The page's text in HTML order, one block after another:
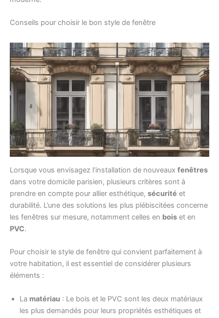
Conseils pour choisir le bon style de fenêtre
Lorsque vous envisagez l’installation de nouveaux fenêtres
dans votre domicile parisien, plusieurs critères sont à
prendre en compte pour allier esthétique, sécurité et
durabilité. L’une des solutions les plus plébiscitées concerne
les fenêtres sur mesure, notamment celles en bois et en
PVC.
Pour choisir le style de fenêtre qui convient parfaitement à
votre habitation, il est essentiel de considérer plusieurs
éléments :
La matériau : Le bois et le PVC sont les deux matériaux
les plus demandés pour leurs propriétés esthétiques et